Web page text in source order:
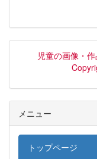
児童の画像・
メニュー
トップページ